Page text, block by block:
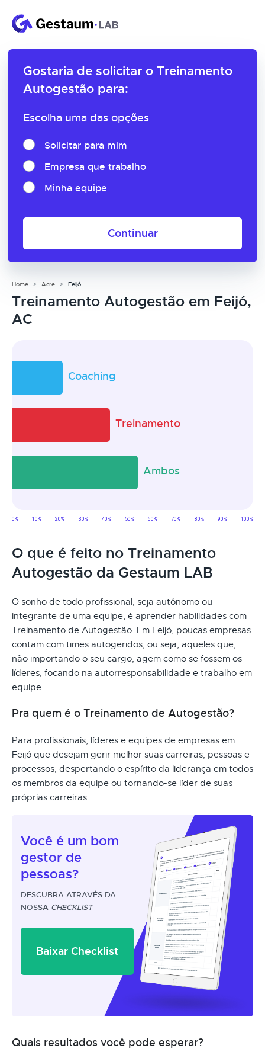
Gostaria de solicitar o Treinamento
Autogestão para:
Escolha uma das opções
Solicitar para mim
Empresa que trabalho
Minha equipe
Continuar
Home Acre Feijó
Treinamento Autogestão em Feijó,
AC
O que é feito no Treinamento
Autogestão da Gestaum LAB
O sonho de todo profissional, seja autônomo ou
integrante de uma equipe, é aprender habilidades com
Treinamento de Autogestão. Em Feijó, poucas empresas
contam com times autogeridos, ou seja, aqueles que,
não importando o seu cargo, agem como se fossem os
líderes, focando na autorresponsabilidade e trabalho em
equipe.
Pra quem é o Treinamento de Autogestão?
Para profissionais, líderes e equipes de empresas em
Feijó que desejam gerir melhor suas carreiras, pessoas e
processos, despertando o espírito da liderança em todos
os membros da equipe ou tornando-se líder de suas
próprias carreiras.
Você é um bom
gestor de
pessoas?
DESCUBRA ATRAVÉS DA
NOSSA CHECKLIST
Baixar Checklist
Quais resultados você pode esperar?